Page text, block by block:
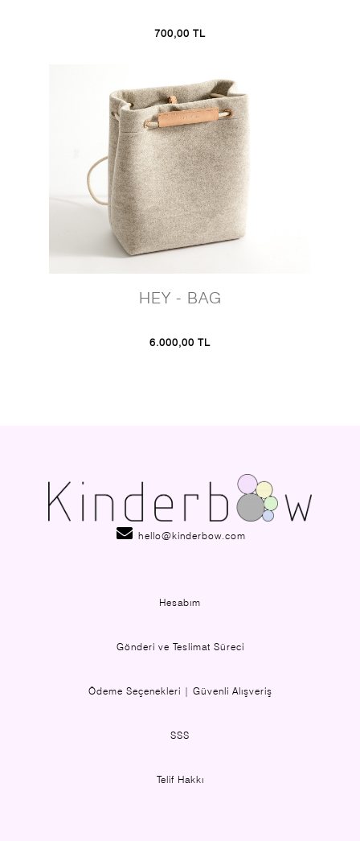
700,00 TL
HEY - BAG
6.000,00 TL
hello@kinderbow.com
Hesabım
Gönderi ve Teslimat Süreci
Ödeme Seçenekleri | Güvenli Alışveriş
SSS
Telif Hakkı